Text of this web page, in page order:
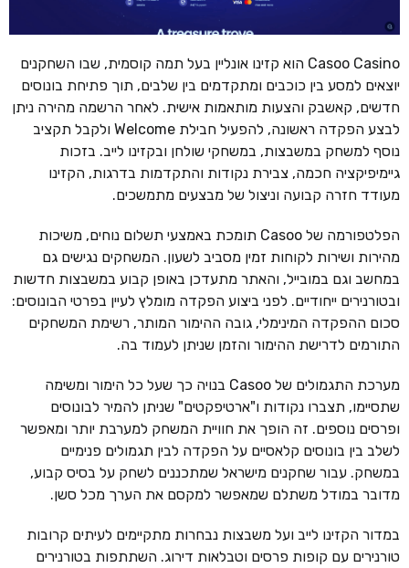
Casoo Casino הוא קזינו אונליין בעל תמה קוסמית, שבו השחקנים
יוצאים למסע בין כוכבים ומתקדמים בין שלבים, תוך פתיחת בונוסים
חדשים, קאשבק והצעות מותאמות אישית. לאחר הרשמה מהירה ניתן
לבצע הפקדה ראשונה, להפעיל חבילת Welcome ולקבל תקציב
נוסף למשחק במשבצות, במשחקי שולחן ובקזינו לייב. בזכות
גיימיפיקציה חכמה, צבירת נקודות והתקדמות בדרגות, הקזינו
מעודד חזרה קבועה וניצול של מבצעים מתמשכים.
הפלטפורמה של Casoo תומכת באמצעי תשלום נוחים, משיכות
מהירות ושירות לקוחות זמין מסביב לשעון. המשחקים נגישים גם
במחשב וגם במובייל, והאתר מתעדכן באופן קבוע במשבצות חדשות
ובטורנירים ייחודיים. לפני ביצוע הפקדה מומלץ לעיין בפרטי הבונוסים:
סכום ההפקדה המינימלי, גובה ההימור המותר, רשימת המשחקים
התורמים לדרישת ההימור והזמן שניתן לעמוד בה.
מערכת התגמולים של Casoo בנויה כך שעל כל הימור ומשימה
שתסיימו, תצברו נקודות ו"ארטיפקטים" שניתן להמיר לבונוסים
ופרסים נוספים. זה הופך את חוויית המשחק למערבת יותר ומאפשר
לשלב בין בונוסים קלאסיים על הפקדה לבין תגמולים פנימיים
במשחק. עבור שחקנים מישראל שמתכננים לשחק על בסיס קבוע,
מדובר במודל משתלם שמאפשר למקסם את הערך מכל סשן.
במדור הקזינו לייב ועל משבצות נבחרות מתקיימים לעיתים קרובות
טורנירים עם קופות פרסים וטבלאות דירוג. השתתפות בטורנירים